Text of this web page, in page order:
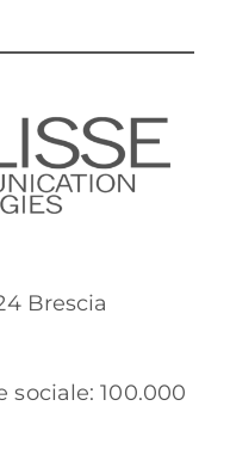
Brescia
sociale: 100.000